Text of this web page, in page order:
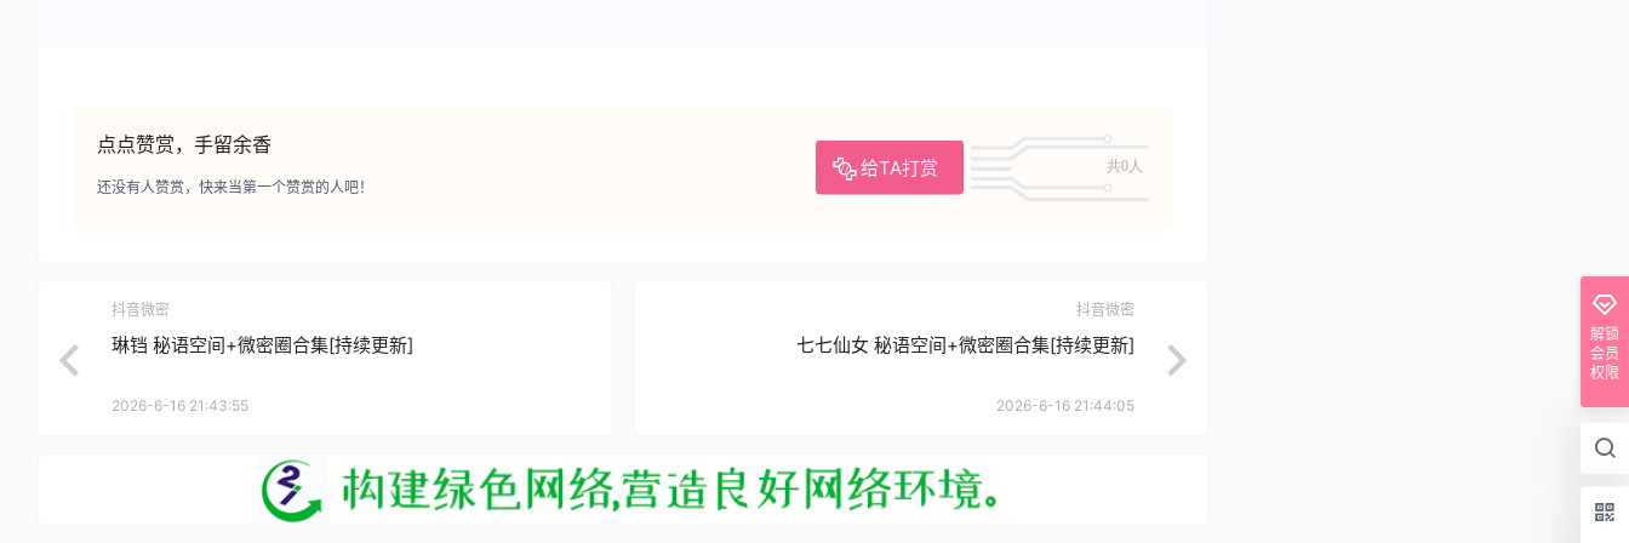
点点赞赏，手留余香
给TA打赏 共0人
还没有人赞赏，快来当第一个赞赏的人吧！
抖音微密
琳铛 秘语空间+微密圈合集[持续更新]
2026-6-16 21:43:55
抖音微密
七七仙女 秘语空间+微密圈合集[持续更新]
2026-6-16 21:44:05
解锁
会员
权限